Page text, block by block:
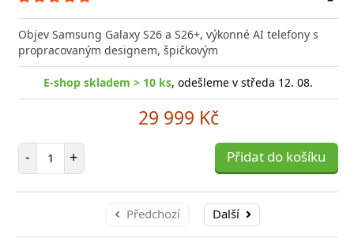
Objev Samsung Galaxy S26 a S26+, výkonné AI telefony s
propracovaným designem, špičkovým
E-shop skladem > 10 ks, odešleme v středa 12. 08.
29 999 Kč
- Počet položek
+ Přidat do košíku
Předchozí Další